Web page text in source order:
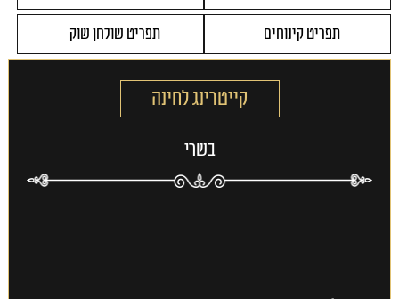
תפריט קינוחים תפריט שולחן שוק
קייטרינג לחינה
בשרי